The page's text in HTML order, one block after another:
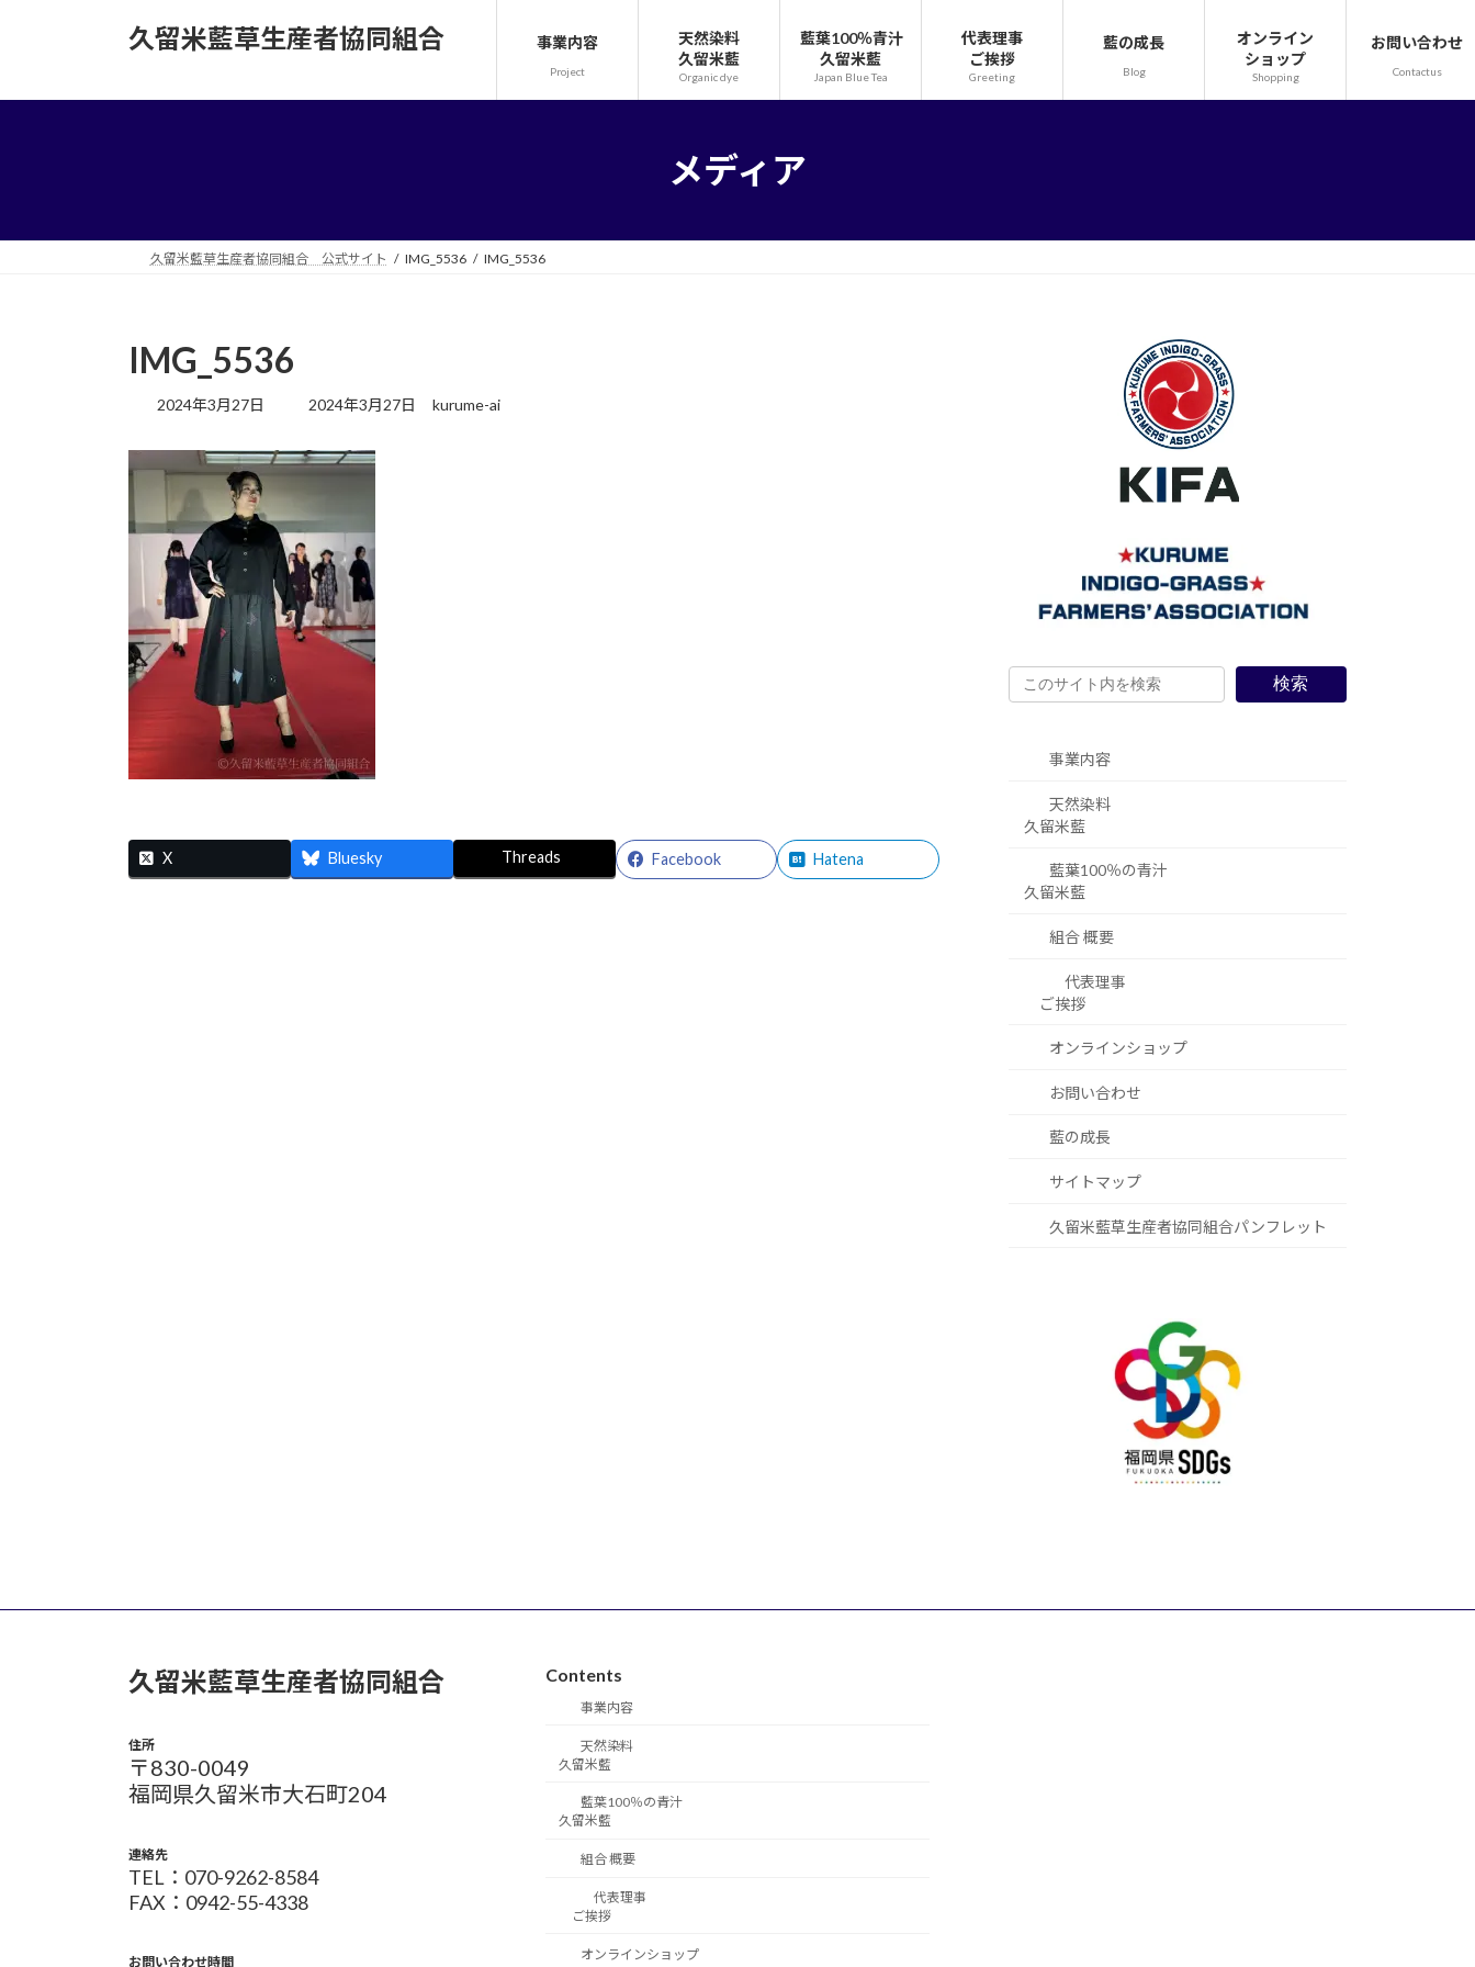
久留米藍草生産者協同組合 事業内容
Project
天然染料
久留米藍
Organic dye
藍葉100％青汁
久留米藍
Japan Blue Tea
代表理事
ご挨拶
Greeting
藍の成長
Blog
オンライン
ショップ
Shopping
お問い合わせ
Contactus
メディア
久留米藍草生産者協同組合 公式サイト IMG_5536 IMG_5536
IMG_5536
2024年3月27日
最
更
新
時
:
2024年3月27日 kurume-ai
Facebook
X Bluesky Threads Hatena
検索
事業内容
天然染料
久留米藍
藍葉100％の青汁
久留米藍
組合 概要
代表理事
ご挨拶
オンラインショップ
お問い合わせ
藍の成長
サイトマップ
久留米藍草生産者協同組合パンフレット
久留米藍草生産者協同組合
住所
〒830-0049
福岡県久留米市大石町204
連絡先
TEL：070-9262-8584
FAX：0942-55-4338
お問い合わせ時間
Contents
事業内容
天然染料
久留米藍
藍葉100％の青汁
久留米藍
組合 概要
代表理事
ご挨拶
オンラインショップ